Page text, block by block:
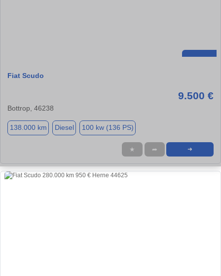
Fiat Scudo
9.500 €
Bottrop, 46238
138.000 km Diesel 100 kw (136 PS)
★ ➦ ➜